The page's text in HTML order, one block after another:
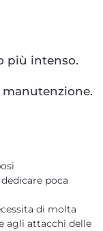
più intenso.
poca
di molta
agli attacchi delle